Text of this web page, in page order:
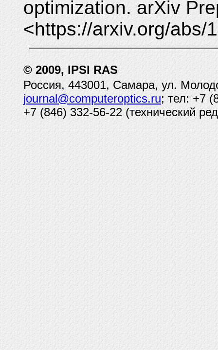
optimization. arXiv
<https://arxiv.org/abs/
© 2009, IPSI RAS
Россия, 443001, Самара, ул.
journal@computeroptics.ru; тел: +7
+7 (846) 332-56-22 (технический